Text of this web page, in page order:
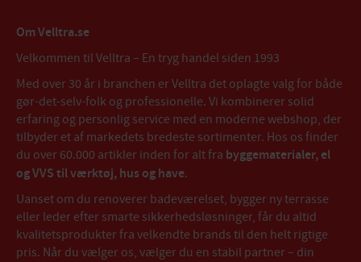
Om Velltra.se
Velkommen til Velltra – En tryg handel siden 1993
Med over 30 år i branchen er Velltra det oplagte valg for både
gør-det-selv-folk og professionelle. Vi kombinerer solid
erfaring og personlig service med en moderne webshop, der
tilbyder et af markedets bredeste sortimenter. Hos os finder
du over 60.000 artikler inden for alt fra byggematerialer, el
og VVS til værktøj, hus og have.
Uanset om du renoverer badeværelset, bygger ny terrasse
eller leder efter smarte sikkerhedsløsninger, får du altid
kvalitetsprodukter fra velkendte brands til den helt rigtige
pris. Når du vælger os, vælger du en stabil partner – din